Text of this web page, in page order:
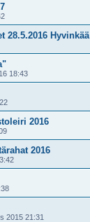
28.5.2016 Hyvinkää
18:43
2016
2016
2015 21:31